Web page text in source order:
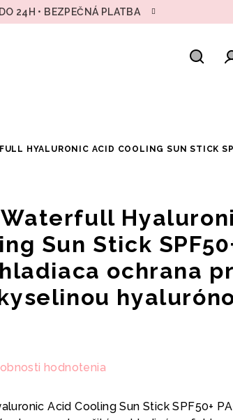
24H • BEZPEČNÁ PLATBA
HYALURONIC ACID COOLING SUN STICK
Waterfull
Sun Stick
ochrana
hodnotenia
Acid Cooling Sun Stick SPF50+